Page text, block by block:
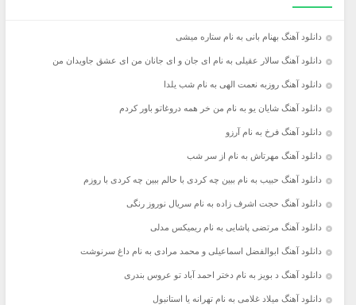
دانلود آهنگ بهنام بانی به نام ستاره میشی
دانلود آهنگ سالار عقیلی به نام ای جان و ای جانان من ای عشق جاویدان من
دانلود آهنگ روزبه نعمت الهی به نام شب یلدا
دانلود آهنگ شایان یو به نام من خر همه دروغاتو باور کردم
دانلود آهنگ فرخ به نام آرزو
دانلود آهنگ مهرتاش به نام از سر شب
دانلود آهنگ حبیب به نام ببین چه کردی با حالم ببین چه کردی با روزم
دانلود آهنگ حجت اشرف زاده به نام سریال نوروز رنگی
دانلود آهنگ مرتضی پاشایی به نام ریمیکس مدلی
دانلود آهنگ ابوالفضل اسماعیلی و محمد مرادی به نام داغ سرنوشت
دانلود آهنگ د بویز به نام دختر احمد آباد تو عروس بندری
دانلود آهنگ میلاد غلامی به نام تهرانه یا استانبول